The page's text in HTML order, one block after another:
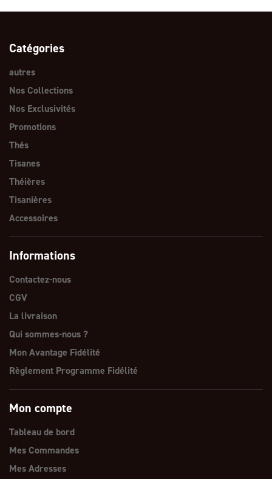
Catégories
autres
Nos Collections
Nos Exclusivités
Promotions
Thés
Tisanes
Théières
Tisanières
Accessoires
Informations
Contactez-nous
CGV
La livraison
Qui sommes-nous ?
Mon Avantage Fidélité
Règlement Programme Fidélité
Mon compte
Tableau de bord
Mes Commandes
Mes Adresses